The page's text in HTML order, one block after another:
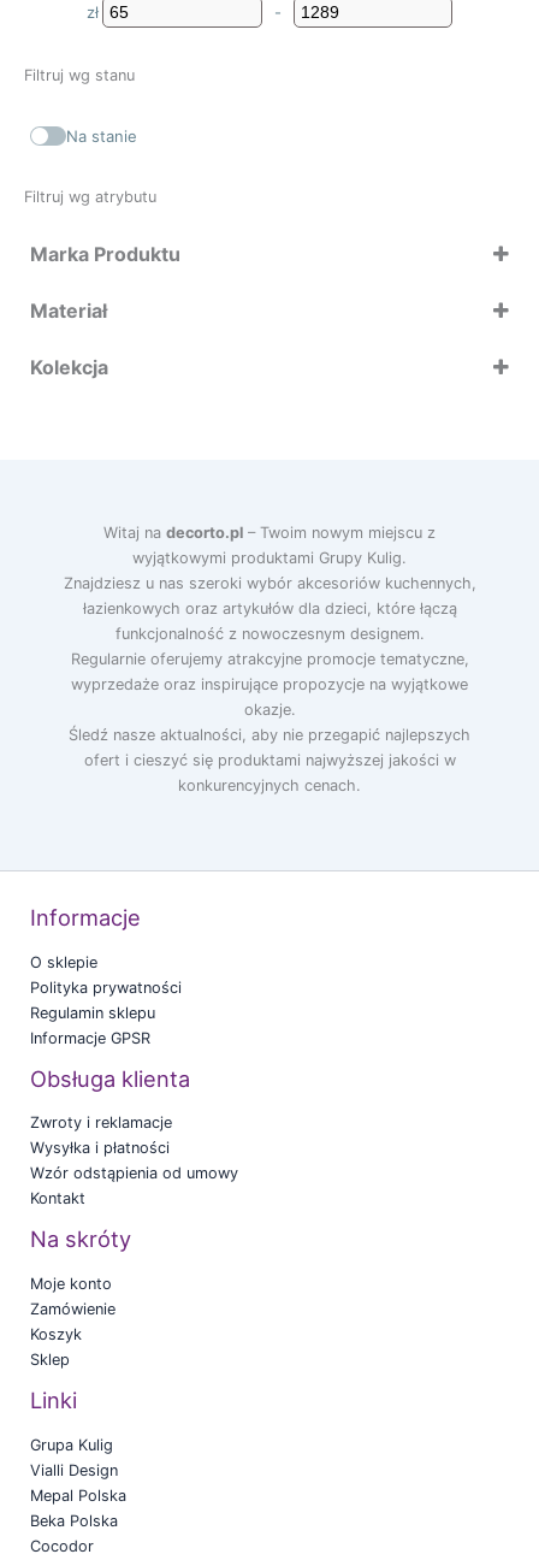
zł
Minimum Price
-
Maximum Price
Filtruj wg stanu
Na stanie
Filtruj wg atrybutu
Marka Produktu
Materiał
Kolekcja
Witaj na decorto.pl – Twoim nowym miejscu z
wyjątkowymi produktami Grupy Kulig.
Znajdziesz u nas szeroki wybór akcesoriów kuchennych,
łazienkowych oraz artykułów dla dzieci, które łączą
funkcjonalność z nowoczesnym designem.
Regularnie oferujemy atrakcyjne promocje tematyczne,
wyprzedaże oraz inspirujące propozycje na wyjątkowe
okazje.
Śledź nasze aktualności, aby nie przegapić najlepszych
ofert i cieszyć się produktami najwyższej jakości w
konkurencyjnych cenach.
Informacje
O sklepie
Polityka prywatności
Regulamin sklepu
Informacje GPSR
Obsługa klienta
Zwroty i reklamacje
Wysyłka i płatności
Wzór odstąpienia od umowy
Kontakt
Na skróty
Moje konto
Zamówienie
Koszyk
Sklep
Linki
Grupa Kulig
Vialli Design
Mepal Polska
Beka Polska
Cocodor